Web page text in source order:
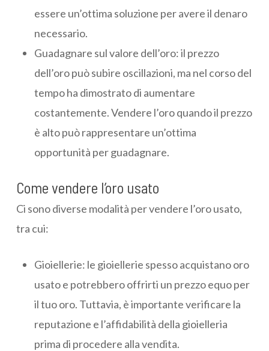
essere un’ottima soluzione per avere il denaro
necessario.
Guadagnare sul valore dell’oro: il prezzo
dell’oro può subire oscillazioni, ma nel corso del
tempo ha dimostrato di aumentare
costantemente. Vendere l’oro quando il prezzo
è alto può rappresentare un’ottima
opportunità per guadagnare.
Come vendere l’oro usato
Ci sono diverse modalità per vendere l’oro usato,
tra cui:
Gioiellerie: le gioiellerie spesso acquistano oro
usato e potrebbero offrirti un prezzo equo per
il tuo oro. Tuttavia, è importante verificare la
reputazione e l’affidabilità della gioielleria
prima di procedere alla vendita.